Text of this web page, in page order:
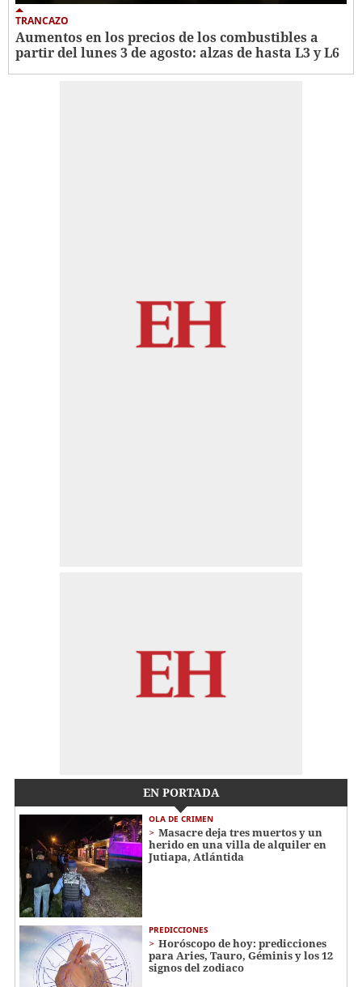
TRANCAZO
Aumentos en los precios de los combustibles a
partir del lunes 3 de agosto: alzas de hasta L3 y L6 ​​​​​​
EN PORTADA
OLA DE CRIMEN
Masacre deja tres muertos y un
herido en una villa de alquiler en
Jutiapa, Atlántida
PREDICCIONES
Horóscopo de hoy: predicciones
para Aries, Tauro, Géminis y los 12
signos del zodiaco